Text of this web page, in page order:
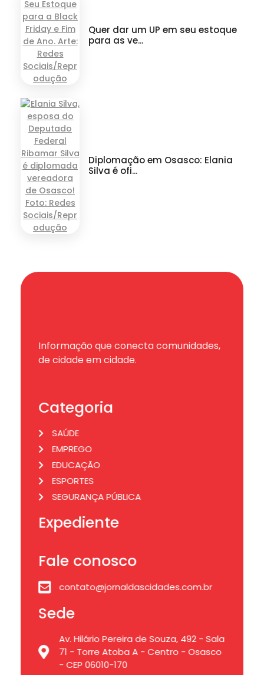
Quer dar um UP em seu estoque
para as ve...
Diplomação em Osasco: Elania
Silva é ofi...
Informação que conecta comunidades,
de cidade em cidade.
Categoria
SAÚDE
EMPREGO
EDUCAÇÃO
ESPORTES
SEGURANÇA PÚBLICA
Expediente
Fale conosco
contato@jornaldascidades.com.br
Sede
Av. Hilário Pereira de Souza, 492 - Sala
71 - Torre Atoba A - Centro - Osasco
- CEP 06010-170